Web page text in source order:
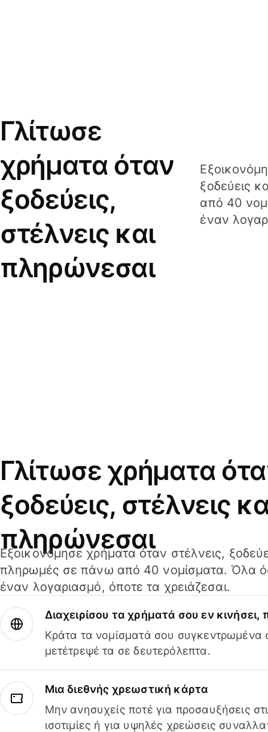
Γλίτωσε
χρήματα όταν
ξοδεύεις,
στέλνεις και
πληρώνεσαι
ξοδεύεις
από 40
έναν
Γλίτωσε χρήματα
ξοδεύεις, στέλνεις
πληρώνεσαι
Εξοικονόμησε χρήματα όταν στέλνεις,
πληρωμές σε πάνω από 40 νομίσματα. Όλα
έναν λογαριασμό, όποτε τα χρειάζεσαι.
Διαχειρίσου τα χρήματά σου εν
Κράτα τα νομίσματά σου συγκεντρωμένα
μετέτρεψέ τα σε δευτερόλεπτα.
Μια διεθνής χρεωστική κάρτα
Μην ανησυχείς ποτέ για προσαυξήσεις
ισοτιμίες ή για υψηλές χρεώσεις